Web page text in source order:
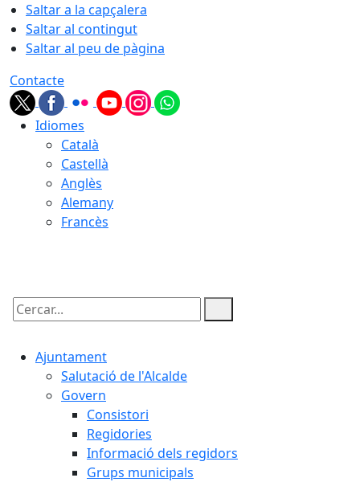
Saltar a la capçalera
Saltar al contingut
Saltar al peu de pàgina
Contacte
Idiomes
Català
Castellà
Anglès
Alemany
Francès
Cercar:
Ajuntament
Salutació de l'Alcalde
Govern
Consistori
Regidories
Informació dels regidors
Grups municipals